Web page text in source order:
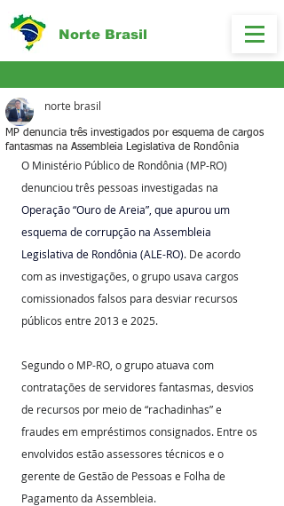
Norte Brasil
MP denuncia três investigados por esquema de cargos
fantasmas na Assembleia Legislativa de Rondônia
norte brasil
O Ministério Público de Rondônia (MP-RO)
denunciou três pessoas investigadas na
Operação “Ouro de Areia”, que apurou um
esquema de corrupção na Assembleia
Legislativa de Rondônia (ALE-RO). De acordo
com as investigações, o grupo usava cargos
comissionados falsos para desviar recursos
públicos entre 2013 e 2025.
Segundo o MP-RO, o grupo atuava com
contratações de servidores fantasmas, desvios
de recursos por meio de “rachadinhas” e
fraudes em empréstimos consignados. Entre os
envolvidos estão assessores técnicos e o
gerente de Gestão de Pessoas e Folha de
Pagamento da Assembleia.